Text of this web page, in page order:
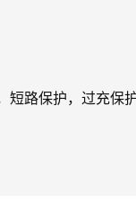
短路保护，过充保